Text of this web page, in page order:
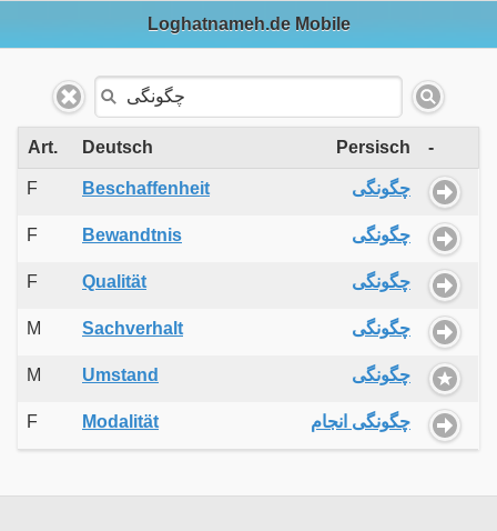
Loghatnameh.de Mobile
Art. Deutsch Persisch -
F Beschaffenheit چگونگی
F Bewandtnis چگونگی
F Qualität چگونگی
M Sachverhalt چگونگی
M Umstand چگونگی
F Modalität چگونگی انجام